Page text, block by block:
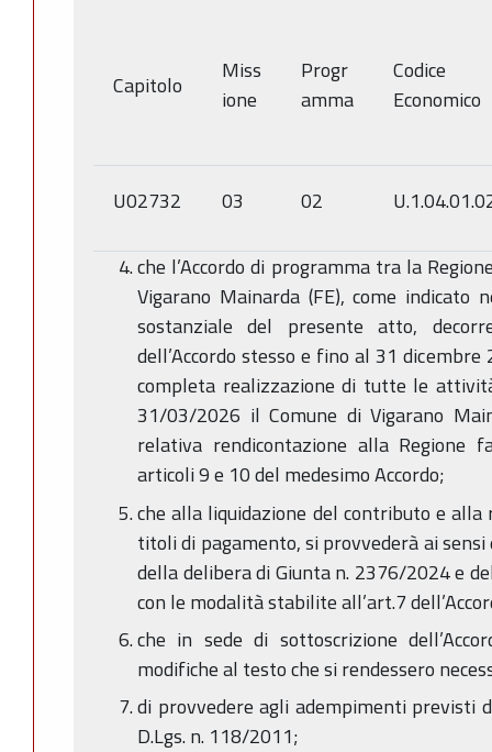
Capitolo
Miss
ione
Progr
amma
Codice
Economico
U02732 03 02
che l’Accordo di programma tra la
Vigarano Mainarda (FE), come
sostanziale del presente atto,
dell’Accordo stesso e fino al 31
completa realizzazione di tutte le
31/03/2026 il Comune di Vigarano
relativa rendicontazione alla Regione
articoli 9 e 10 del medesimo Accordo;
che alla liquidazione del contributo e
titoli di pagamento, si provvederà ai sensi
della delibera di Giunta n. 2376/2024 e
con le modalità stabilite all’art.7
che in sede di sottoscrizione
modifiche al testo che si rendessero
di provvedere agli adempimenti previsti
D.Lgs. n. 118/2011;